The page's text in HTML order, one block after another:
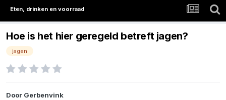
Eten, drinken en voorraad
Hoe is het hier geregeld betreft jagen?
jagen
Door Gerbenvink